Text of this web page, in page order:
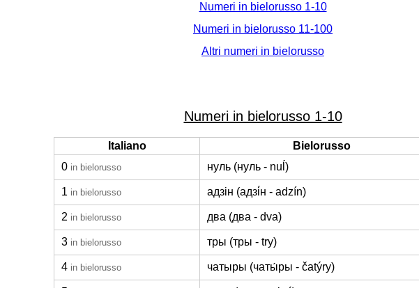
Numeri in bielorusso 1-10
Numeri in bielorusso 11-100
Altri numeri in bielorusso
Numeri in bielorusso 1-10
Italiano
Bielorusso
0 in bielorusso нуль (нуль - nuĺ)
1 in bielorusso адзін (адзі́н - adzín)
2 in bielorusso два (два - dva)
3 in bielorusso тры (тры - try)
4 in bielorusso чатыры (чаты́ры - čatýry)